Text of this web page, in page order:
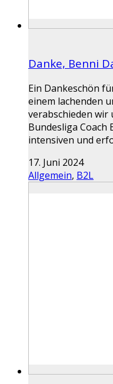
Danke, Benni
Ein Dankeschön
einem lachenden
verabschieden wir
Bundesliga Coach
intensiven und
17. Juni 2024
Allgemein, B2L